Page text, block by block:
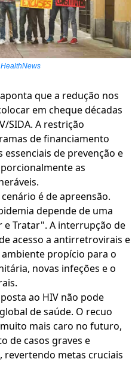
que a redução nos
em cheque décadas
SIDA. A restrição
de financiamento
de prevenção e
as
é de apreensão.
depende de uma
Tratar". A interrupção de
acesso a antirretrovirais e
propício para o
novas infeções e o
ao HIV não pode
de saúde. O recuo
mais caro no futuro,
de casos graves e
revertendo metas cruciais